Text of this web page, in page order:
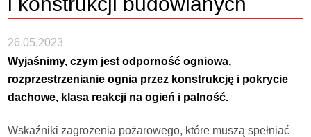
26.05.2023
Wyjaśnimy, czym jest odporność ogniowa,
rozprzestrzenianie ognia przez konstrukcję i pokrycie
dachowe, klasa reakcji na ogień i palność.
Wskaźniki zagrożenia pożarowego, które muszą spełniać